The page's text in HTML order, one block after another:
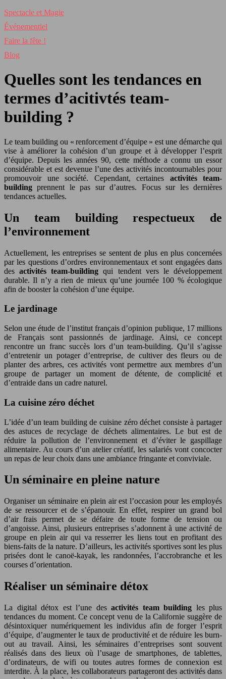
Spectacle et Magie
Événementiel
Faire la fête !
Blog
Quelles sont les tendances en
termes d’acitivtés team-
building ?
Le team building ou « renforcement d’équipe » est une démarche qui
vise à améliorer la cohésion d’un groupe et à développer l’esprit
d’équipe. Depuis les années 90, cette méthode a connu un essor
considérable et est devenue l’une des activités incontournables pour
promouvoir une société. Cependant, certaines activités team-
building prennent le pas sur d’autres. Focus sur les dernières
tendances actuelles.
Un team building respectueux de
l’environnement
Actuellement, les entreprises se sentent de plus en plus concernées
par les questions d’ordres environnementaux et sont engagées dans
desactivités team-building qui tendent vers le développement
durable. Il n’y a rien de mieux qu’une journée 100 % écologique
afin de booster la cohésion d’une équipe.
Le jardinage
Selon une étude de l’institut français d’opinion publique, 17 millions
de Français sont passionnés de jardinage. Ainsi, ce concept
rencontre un franc succès lors d’un team-building. Qu’il s’agisse
d’entretenir un potager d’entreprise, de cultiver des fleurs ou de
planter des arbres, ces activités vont permettre aux membres d’un
groupe de partager un moment de détente, de complicité et
d’entraide dans un cadre naturel.
La cuisine zéro déchet
L’idée d’un team building de cuisine zéro déchet consiste à partager
des astuces de recyclage de déchets alimentaires. Le but est de
réduire la pollution de l’environnement et d’éviter le gaspillage
alimentaire. Au cours d’un atelier créatif, les salariés vont concocter
un repas de leur choix dans une ambiance fringante et conviviale.
Un séminaire en pleine nature
Organiser un séminaire en plein air est l’occasion pour les employés
de se ressourcer et de s’épanouir. En effet, respirer un grand bol
d’air frais permet de se défaire de toute forme de tension ou
d’angoisse. Ainsi, plusieurs entreprises s’adonnent à une activité de
groupe en plein air qui va resserrer les liens tout en profitant des
biens-faits de la nature. D’ailleurs, les activités sportives sont les plus
prisées dont le canoë-kayak, les randonnées, l’accrobranche et les
courses d’orientation.
Réaliser un séminaire détox
La digital détox est l’une desactivités team building les plus
tendances du moment. Ce concept venu de la Californie suggère de
désintoxiquer numériquement les individus afin de forger l’esprit
d’équipe, d’augmenter le taux de productivité et de réduire les burn-
out au travail. Ainsi, les séminaires d’entreprises sont souvent
réalisés dans des lieux où l’usage de smartphones, de tablettes,
d’ordinateurs, de wifi ou toutes autres formes de connexion est
interdite. À la place, les collaborateurs partageront des activités dans